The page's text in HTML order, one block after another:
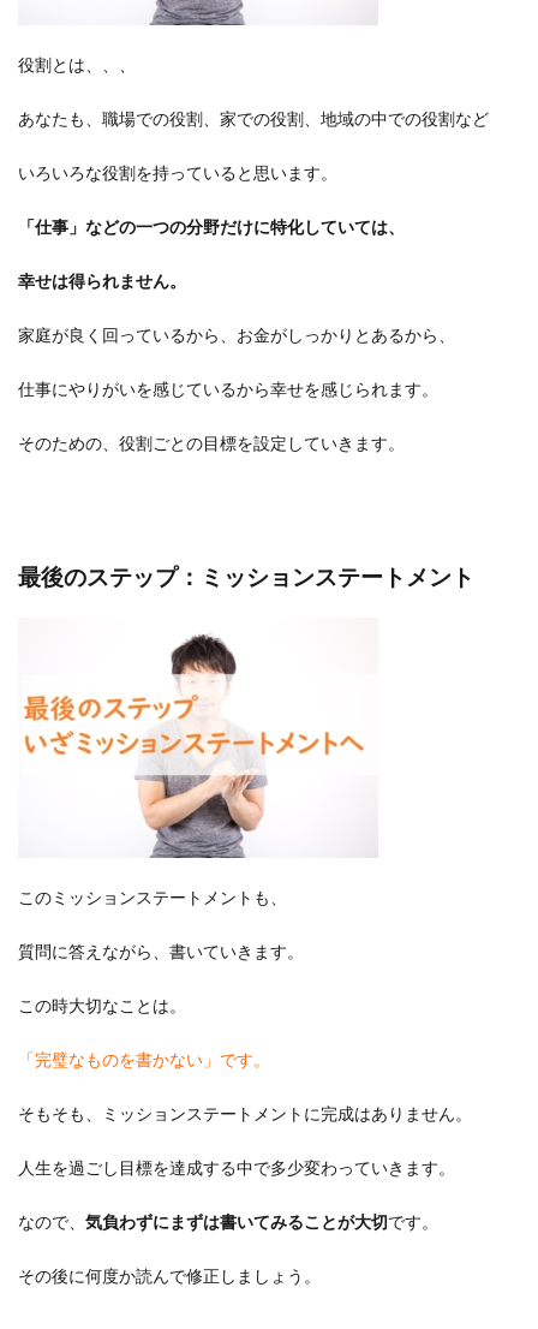
役割とは、、、
あなたも、職場での役割、家での役割、地域の中での役割など
いろいろな役割を持っていると思います。
「仕事」などの一つの分野だけに特化していては、
幸せは得られません。
家庭が良く回っているから、お金がしっかりとあるから、
仕事にやりがいを感じているから幸せを感じられます。
そのための、役割ごとの目標を設定していきます。
最後のステップ：ミッションステートメント
このミッションステートメントも、
質問に答えながら、書いていきます。
この時大切なことは。
「完璧なものを書かない」です。
そもそも、ミッションステートメントに完成はありません。
人生を過ごし目標を達成する中で多少変わっていきます。
なので、 気負わずにまずは書いてみることが大切です。
その後に何度か読んで修正しましょう。